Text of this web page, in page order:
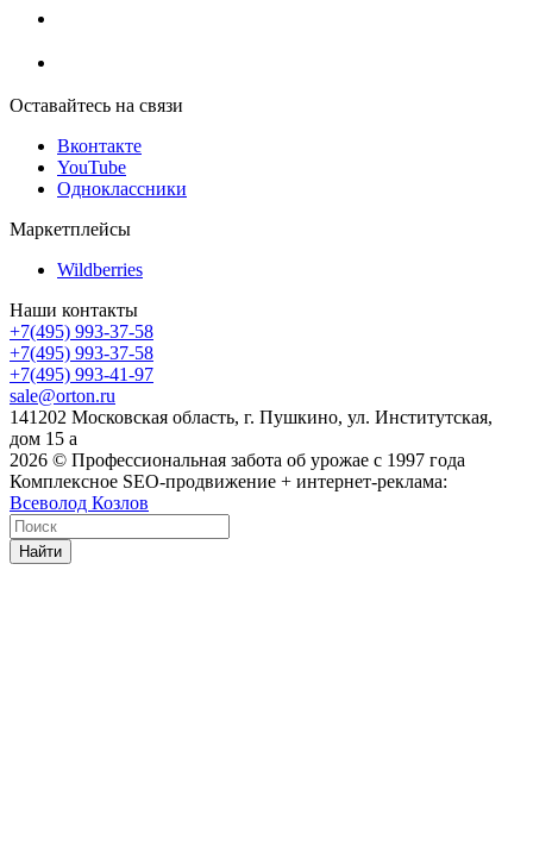
Оставайтесь на связи
Вконтакте
YouTube
Одноклассники
Маркетплейсы
Wildberries
Наши контакты
+7(495) 993-37-58
+7(495) 993-37-58
+7(495) 993-41-97
sale@orton.ru
141202 Московская область, г. Пушкино, ул. Институтская,
дом 15 а
2026 © Профессиональная забота об урожае с 1997 года
Комплексное SEO-продвижение + интернет-реклама:
Всеволод Козлов
Найти